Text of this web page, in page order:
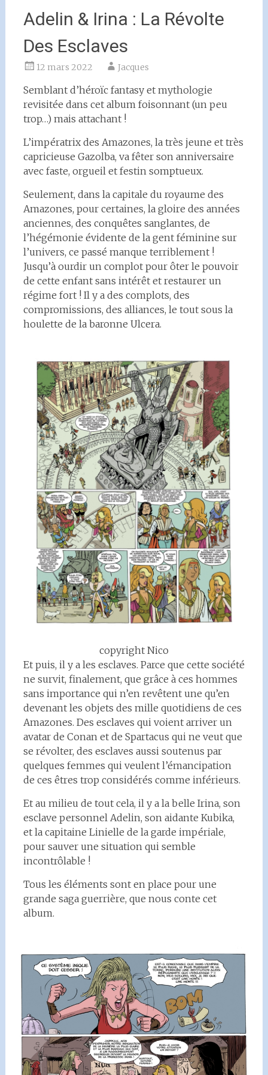
Adelin & Irina : La Révolte
Des Esclaves
12 mars 2022 Jacques
Semblant d’héroïc fantasy et mythologie
revisitée dans cet album foisonnant (un peu
trop…) mais attachant !
L’impératrix des Amazones, la très jeune et très
capricieuse Gazolba, va fêter son anniversaire
avec faste, orgueil et festin somptueux.
Seulement, dans la capitale du royaume des
Amazones, pour certaines, la gloire des années
anciennes, des conquêtes sanglantes, de
l’hégémonie évidente de la gent féminine sur
l’univers, ce passé manque terriblement !
Jusqu’à ourdir un complot pour ôter le pouvoir
de cette enfant sans intérêt et restaurer un
régime fort ! Il y a des complots, des
compromissions, des alliances, le tout sous la
houlette de la baronne Ulcera.
copyright Nico
Et puis, il y a les esclaves. Parce que cette société
ne survit, finalement, que grâce à ces hommes
sans importance qui n’en revêtent une qu’en
devenant les objets des mille quotidiens de ces
Amazones. Des esclaves qui voient arriver un
avatar de Conan et de Spartacus qui ne veut que
se révolter, des esclaves aussi soutenus par
quelques femmes qui veulent l’émancipation
de ces êtres trop considérés comme inférieurs.
Et au milieu de tout cela, il y a la belle Irina, son
esclave personnel Adelin, son aidante Kubika,
et la capitaine Linielle de la garde impériale,
pour sauver une situation qui semble
incontrôlable !
Tous les éléments sont en place pour une
grande saga guerrière, que nous conte cet
album.